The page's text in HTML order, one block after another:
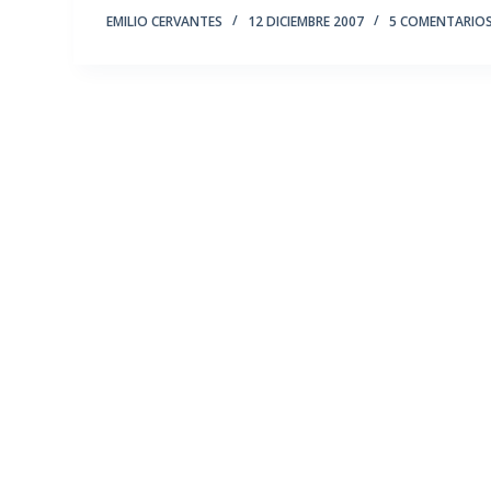
EMILIO CERVANTES 12 DICIEMBRE 2007 5